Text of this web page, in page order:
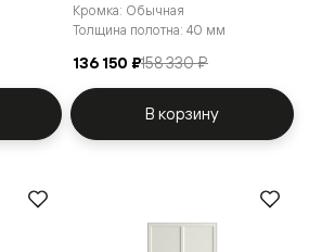
Кромка: Обычная
Толщина полотна: 40 мм
136 150 ₽158 330 ₽
В корзину